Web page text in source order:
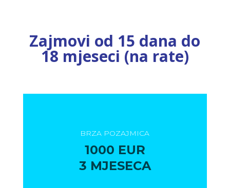
Zajmovi od 15 dana do
18 mjeseci (na rate)
BRZA POZAJMICA
1000 EUR
3 MJESECA